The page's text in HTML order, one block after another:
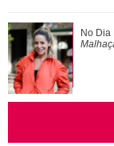
No Dia